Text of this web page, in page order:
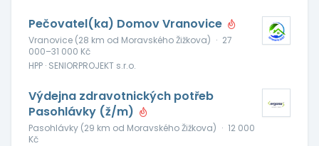
Pečovatel(ka) Domov Vranovice
Vranovice (28 km od Moravského Žižkova) · 27
000–31 000 Kč
HPP · SENIORPROJEKT s.r.o.
Výdejna zdravotnických potřeb
Pasohlávky (ž/m)
Pasohlávky (29 km od Moravského Žižkova) · 12 000
Kč